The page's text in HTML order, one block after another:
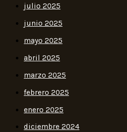
julio 2025
junio 2025
mayo 2025
abril 2025
marzo 2025
febrero 2025
enero 2025
diciembre 2024